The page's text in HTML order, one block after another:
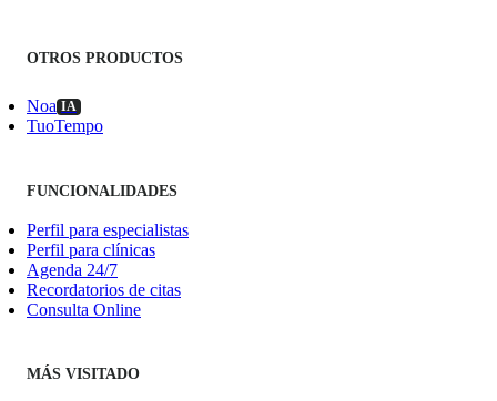
OTROS PRODUCTOS
Noa IA
TuoTempo
FUNCIONALIDADES
Perfil para especialistas
Perfil para clínicas
Agenda 24/7
Recordatorios de citas
Consulta Online
MÁS VISITADO